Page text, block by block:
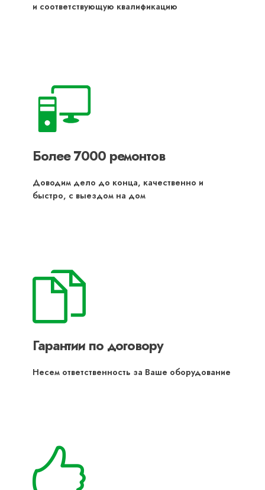
и соответствующую квалификацию
Более 7000 ремонтов
Доводим дело до конца, качественно и
быстро, с выездом на дом
Гарантии по договору
Несем ответственность за Ваше оборудование